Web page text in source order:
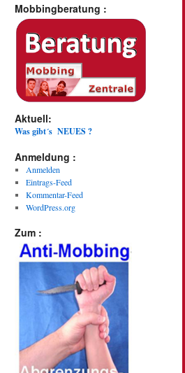
Mobbingberatung :
Aktuell:
Was gibt´s NEUES ?
Anmeldung :
Anmelden
Eintrags-Feed
Kommentar-Feed
WordPress.org
Zum :